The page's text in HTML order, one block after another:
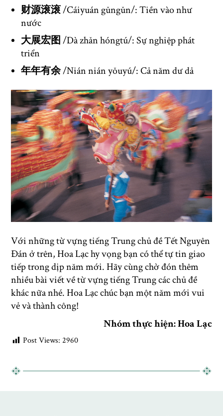
财源滚滚/Cáiyuán gǔngǔn/: Tiền vào như
nước
大展宏图 /Dà zhǎn hóngtú/: Sự nghiệp phát
triển
年年有余/Nián nián yǒuyú/: Cả năm dư dả
Với những từ vựng tiếng Trung chủ đề Tết Nguyên
Đán ở trên, Hoa Lạc hy vọng bạn có thể tự tin giao
tiếp trong dịp năm mới. Hãy cùng chờ đón thêm
nhiều bài viết về từ vựng tiếng Trung các chủ đề
khác nữa nhé. Hoa Lạc chúc bạn một năm mới vui
vẻ và thành công!
Nhóm thực hiện:Hoa Lạc
Post Views: 2960